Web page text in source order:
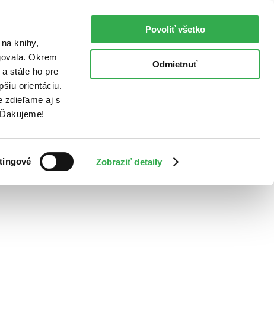
knihy,
Okrem
stále ho pre
orientáciu.
zdieľame aj s
Zobraziť detaily
Povoliť všetko
Odmietnuť